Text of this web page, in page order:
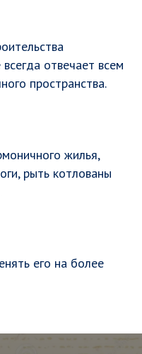
отвечает всем
пространства.
жилья,
рыть котлованы
его на более